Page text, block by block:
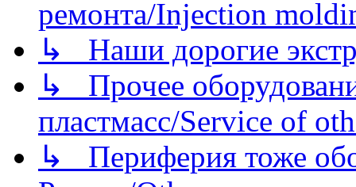
ремонта/Injection
↳ Наши дорогие
↳ Прочее
пластмасс/Service of
↳ Периферия тоже